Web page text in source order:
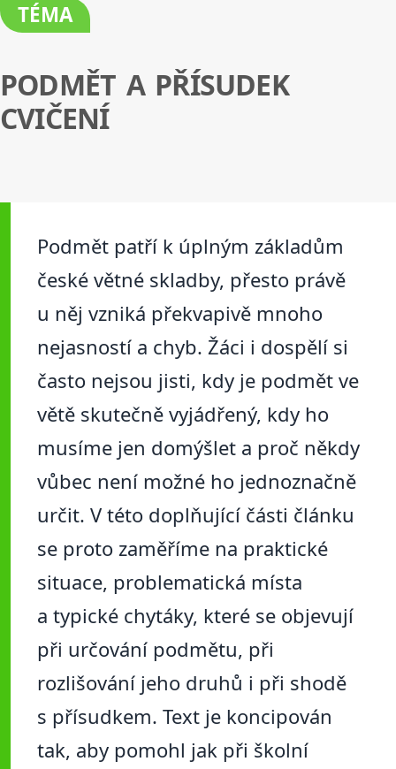
TÉMA
PODMĚT A PŘÍSUDEK
CVIČENÍ
Podmět patří k úplným základům
české větné skladby, přesto právě
u něj vzniká překvapivě mnoho
nejasností a chyb. Žáci i dospělí si
často nejsou jisti, kdy je podmět ve
větě skutečně vyjádřený, kdy ho
musíme jen domýšlet a proč někdy
vůbec není možné ho jednoznačně
určit. V této doplňující části článku
se proto zaměříme na praktické
situace, problematická místa
a typické chytáky, které se objevují
při určování podmětu, při
rozlišování jeho druhů i při shodě
s přísudkem. Text je koncipován
tak, aby pomohl jak při školní